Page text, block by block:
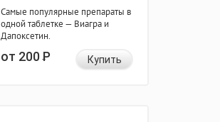
Самые популярные препараты в
одной таблетке — Виагра и
Дапоксетин.
от 200Р Купить